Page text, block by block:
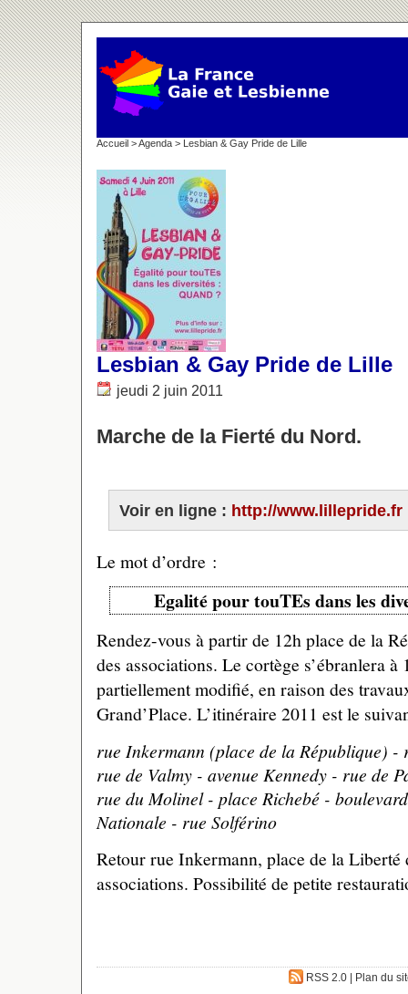
Accueil >Agenda > Lesbian & Gay Pride de Lille
Lesbian & Gay Pride de Lille
jeudi 2 juin 2011
Marche de la Fierté du Nord.
Voir en ligne : http://www.lillepride.fr
Le mot d’ordre :
Egalité pour touTEs dans les
Rendez-vous à partir de 12h place de la
des associations. Le cortège s’ébranlera
partiellement modifié, en raison des
Grand’Place. L’itinéraire 2011 est le
rue Inkermann (place de la République)
rue de Valmy - avenue Kennedy - rue de
rue du Molinel - place Richebé -
Nationale - rue Solférino
Retour rue Inkermann, place de la Liberté
associations. Possibilité de petite
RSS 2.0 Plan du